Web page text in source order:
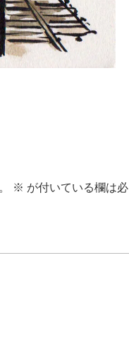
※ が付いている欄は必